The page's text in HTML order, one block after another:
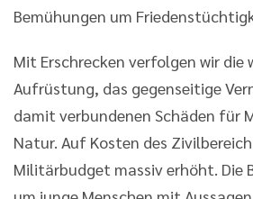
Bemühungen um
Mit Erschrecken verfolgen wir die
Aufrüstung, das gegenseitige
damit verbundenen Schäden für
Natur. Auf Kosten des
Militärbudget massiv erhöht. Die